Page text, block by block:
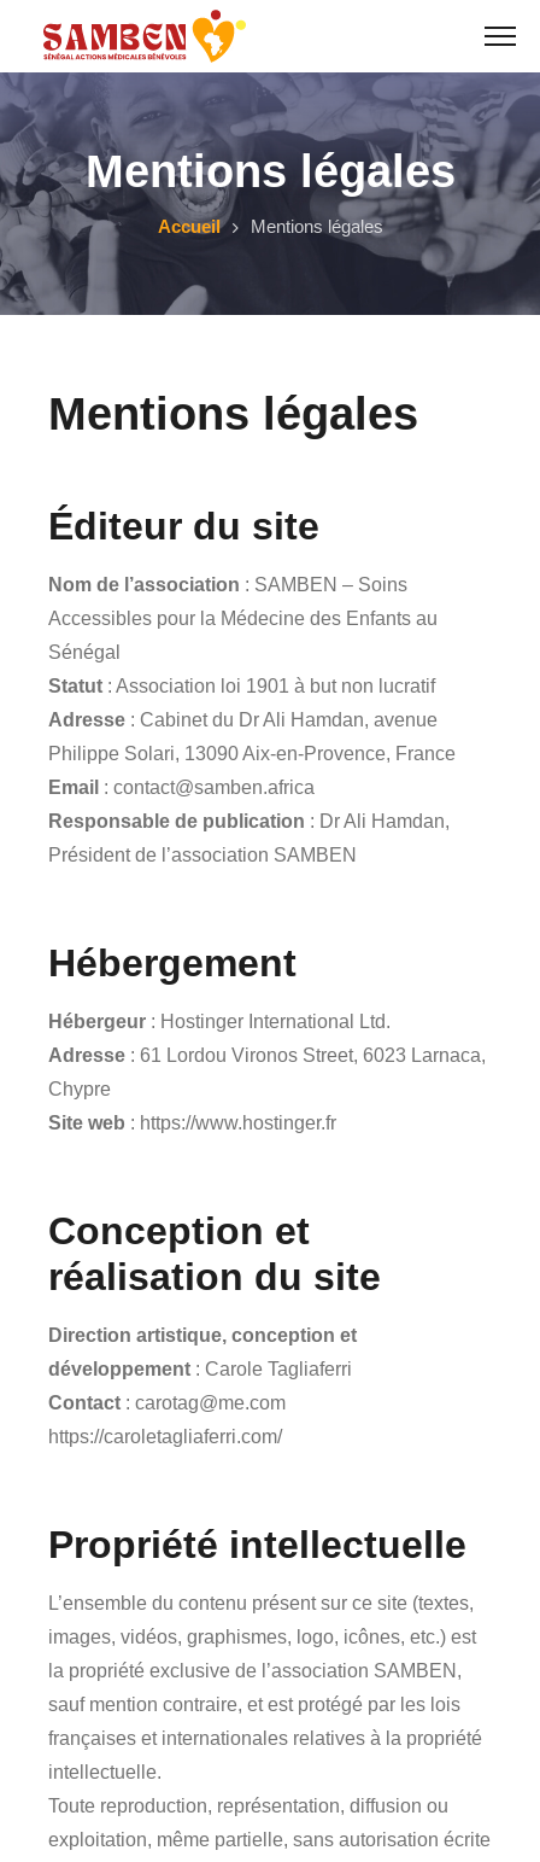
content
Mentions légales
Accueil Mentions légales
Mentions légales
Éditeur du site
Nom de l’association : SAMBEN – Soins
Accessibles pour la Médecine des Enfants au
Sénégal
Statut: Association loi 1901 à but non lucratif
Adresse: Cabinet du Dr Ali Hamdan, avenue
Philippe Solari, 13090 Aix-en-Provence, France
Email : contact@samben.africa
Responsable de publication : Dr Ali Hamdan,
Président de l’association SAMBEN
Hébergement
Hébergeur: Hostinger International Ltd.
Adresse: 61 Lordou Vironos Street, 6023 Larnaca,
Chypre
Site web : https://www.hostinger.fr
Conception et
réalisation du site
Direction artistique, conception et
développement: Carole Tagliaferri
Contact: carotag@me.com
https://caroletagliaferri.com/
Propriété intellectuelle
L’ensemble du contenu présent sur ce site (textes,
images, vidéos, graphismes, logo, icônes, etc.) est
la propriété exclusive de l’association SAMBEN,
sauf mention contraire, et est protégé par les lois
françaises et internationales relatives à la propriété
intellectuelle.
Toute reproduction, représentation, diffusion ou
exploitation, même partielle, sans autorisation écrite